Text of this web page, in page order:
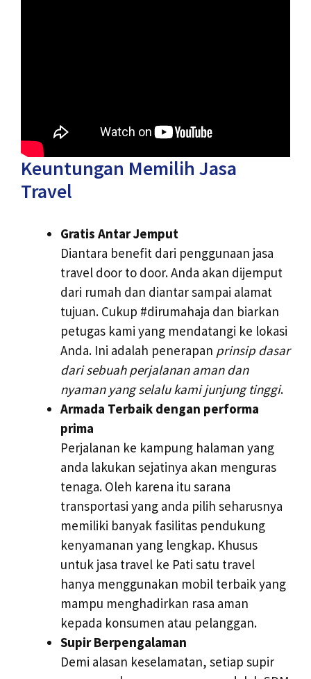
Keuntungan Memilih Jasa
Travel
Gratis Antar Jemput
Diantara benefit dari penggunaan jasa
travel door to door. Anda akan dijemput
dari rumah dan diantar sampai alamat
tujuan. Cukup #dirumahaja dan biarkan
petugas kami yang mendatangi ke lokasi
Anda. Ini adalah penerapan prinsip dasar
dari sebuah perjalanan aman dan
nyaman yang selalu kami junjung tinggi.
Armada Terbaik dengan performa
prima
Perjalanan ke kampung halaman yang
anda lakukan sejatinya akan menguras
tenaga. Oleh karena itu sarana
transportasi yang anda pilih seharusnya
memiliki banyak fasilitas pendukung
kenyamanan yang lengkap. Khusus
untuk jasa travel ke Pati satu travel
hanya menggunakan mobil terbaik yang
mampu menghadirkan rasa aman
kepada konsumen atau pelanggan.
Supir Berpengalaman
Demi alasan keselamatan, setiap supir